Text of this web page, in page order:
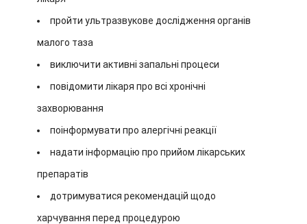
пройти ультразвукове дослідження органів
малого таза
виключити активні запальні процеси
повідомити лікаря про всі хронічні
захворювання
поінформувати про алергічні реакції
надати інформацію про прийом лікарських
препаратів
дотримуватися рекомендацій щодо
харчування перед процедурою